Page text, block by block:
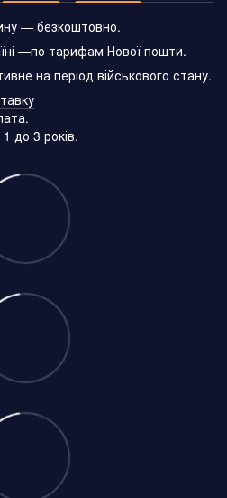
— безкоштовно.
—по тарифам Нової пошти.
на період військового стану.
до 3 років.